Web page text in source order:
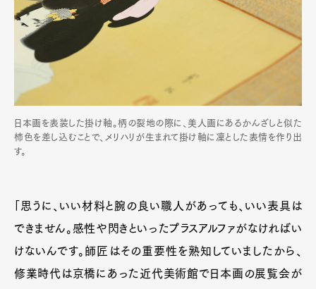
日本画を表装した掛け軸。柄の裂地の際に、美人画にあるかんざしと似た
柿色を差し込むことで、メリハリが生まれて掛け軸に凜とした表情を作り出
す。
「思うに、いい材料と腕の良い職人があっても、いい表具は
できません。感性や閃きといったプラスアルファがなければい
けないんです。師匠はその重要性を熟知していましたから、
修業時代は京橋にあった近代美術館で日本画の展覧会が